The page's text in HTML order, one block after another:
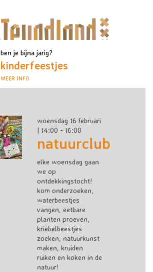
ben je bijna jarig?
kinderfeestjes
MEER INFO
woensdag 16 februari
| 14:00 - 16:00
natuurclub
elke woensdag gaan
we op
ontdekkingstocht!
kom onderzoeken,
waterbeestjes
vangen, eetbare
planten proeven,
kriebelbeestjes
zoeken, natuurkunst
maken, kruiden
ruiken en koken in de
natuur!